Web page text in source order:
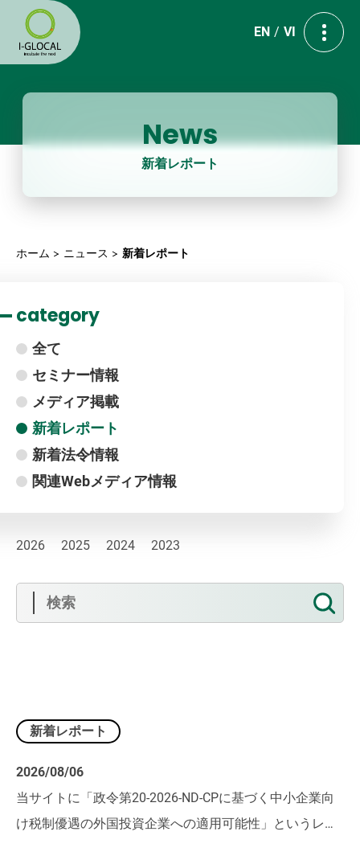
EN VI
News
新着レポート
ホーム ニュース 新着レポート
category
全て
セミナー情報
メディア掲載
新着レポート
新着法令情報
関連Webメディア情報
2026 2025 2024 2023
新着レポート
2026/08/06
当サイトに「政令第20-2026-ND-CPに基づく中小企業向
け税制優遇の外国投資企業への適用可能性」というレポ